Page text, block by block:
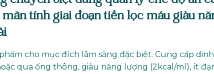
tính giai đoạn tiền lọc máu giàu
cho mục đích lâm sàng đặc biệt. Cung cấp dinh
qua ống thông, giàu năng lượng (2kcal/ml), ít